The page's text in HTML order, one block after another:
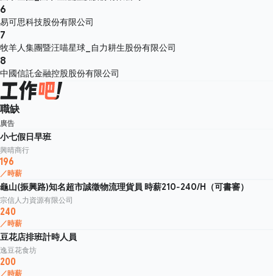
6
易可思科技股份有限公司
7
牧羊人集團暨汪喵星球_自力耕生股份有限公司
8
中國信託金融控股股份有限公司
職缺
廣告
小七假日早班
興晴商行
196
／時薪
龜山(振興路)知名超市誠徵物流理貨員 時薪210-240/H（可書審）
宗信人力資源有限公司
240
／時薪
豆花店排班計時人員
逸豆花食坊
200
／時薪